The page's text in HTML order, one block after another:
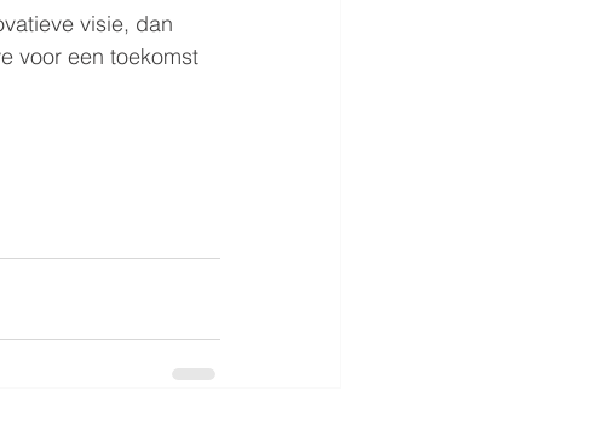
visie, dan
voor een toekomst